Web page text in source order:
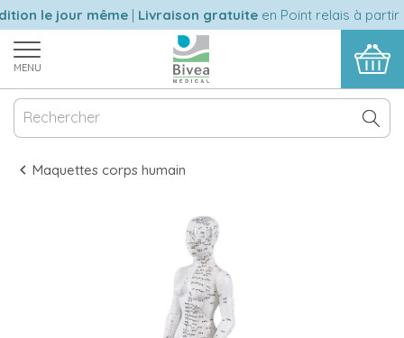
le jour même|Livraison gratuiteen Point relais à partir
MENU
Maquettes corps humain